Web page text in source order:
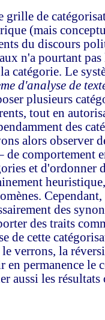
grille de
(mais
du discours
n'a pourtant
catégorie. Le
d'analyse de
plusieurs
tout en
des
alors observer
de comportement
et d'ordonner
des
des traits
de cette
verrons, la
en permanence le
aussi les